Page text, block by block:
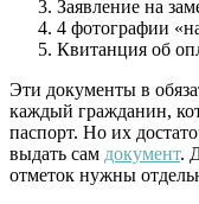
Заявление на
4 фотографии
Квитанция об
Эти документы в
каждый гражданин,
паспорт. Но их
выдать сам документ.
отметок нужны